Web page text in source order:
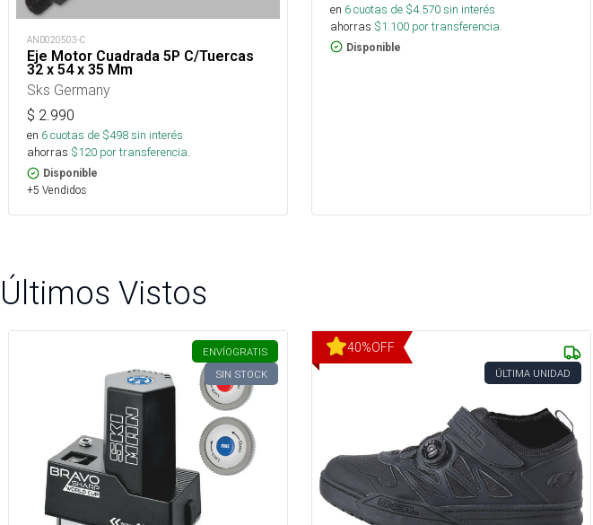
AND020503-C
Eje Motor Cuadrada 5P C/Tuercas
32 x 54 x 35 Mm
Sks Germany
$ 2.990
en 6cuotas de $498sin interés
ahorras $120 por transferencia.
Disponible
+5 Vendidos
en 6cuotas de $4.570sin interés
ahorras $1.100 por transferencia.
Disponible
Últimos Vistos
ENVÍOGRATIS
SIN STOCK
40%OFF
ÚLTIMA UNIDAD